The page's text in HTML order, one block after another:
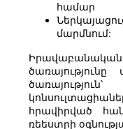
համար
մարմնում:
հրավիրված
ռեեստրի